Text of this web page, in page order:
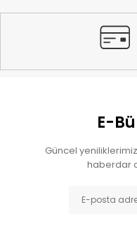
E-
Güncel
haberdar